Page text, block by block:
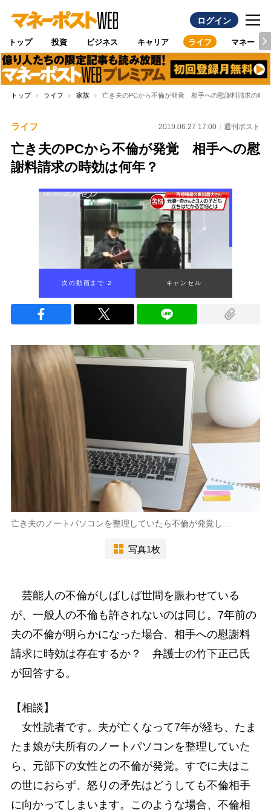
ログイン
トップ 投資 ビジネス キャリア ライフ マネー
トップ ライフ 家族 亡き夫のPCから不倫が発覚 相手への慰謝料請求の時
ライフ 2019.06.27 17:00 週刊ポスト
亡き夫のPCから不倫が発覚 相手への慰
謝料請求の時効は何年？
次の動画まで 1 キャンセル
亡き夫のノートパソコンを整理していたら不倫が発覚し…
写真1枚
芸能人の不倫がしばしば世間を賑わせている
が、一般人の不倫も許されないのは同じ。7年前の
夫の不倫が明らかになった場合、相手への慰謝料
請求に時効は存在するか？ 弁護士の竹下正己氏
が回答する。
【相談】
女性読者です。夫が亡くなって7年が経ち、たま
たま娘が夫所有のノートパソコンを整理していた
ら、元部下の女性との不倫が発覚。すでに夫はこ
の世におらず、怒りの矛先はどうしても不倫相手
に向かってしまいます。このような場合、不倫相